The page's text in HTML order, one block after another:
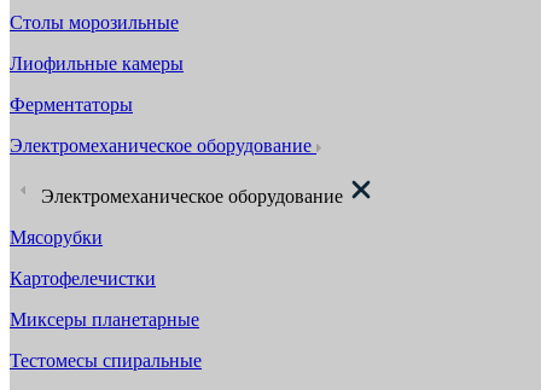
Столы морозильные
Лиофильные камеры
Ферментаторы
Электромеханическое оборудование
Электромеханическое оборудование
Мясорубки
Картофелечистки
Миксеры планетарные
Тестомесы спиральные